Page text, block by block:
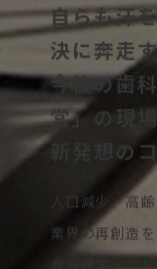
自らも汗
決に奔走す
今後の歯
営」の現
新発想の
人口減少、高
業界の再創造
から提案・ア